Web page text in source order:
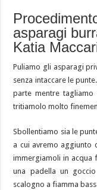
asparagi
Katia
Puliamo gli asparagi
senza intaccare le
parte mentre
tritiamolo molto
Sbollentiamo sia le
a cui avremo aggiunto
immergiamoli in acqua
una padella un
scalogno a fiamma